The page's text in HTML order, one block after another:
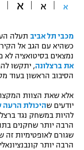
תקנון עבור
תקנון עבור פעילות ספורט
גיימינג E-Sports
תנאי שימוש
מדיניות פרטיות
פוטבול אמריקאי NFL
בייסבול MLB
אומנויות לחימה
גיימינג E-Sports
א א א
מכבי תל אביב
כשהיא עם הגב אל
נמצאים בסיטואציה לא
את ברצלונה, יתקשו
הסיבוב הראשון בעוד
אלא שאת הצוות
יודעים שהיכולת הרעה
להיות במשחק נגד
הרבה יותר שחקנים
שגורם לאופטימיות זה
הרבה יותר